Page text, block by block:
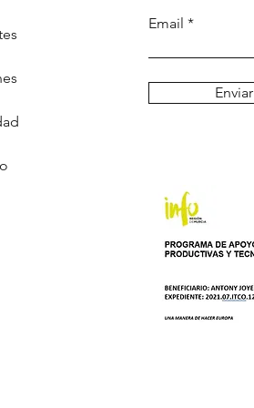
Email
Enviar